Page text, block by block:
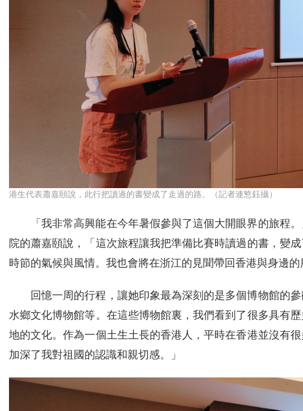
港生代表蕭嘉頤說，此行把讀過的書變成了走過的路。（記者連慜鈺攝）
「我非常高興能在今年暑假參與了這個大開眼界的旅程
院的蕭嘉頤說，「這次旅程讓我把準備比賽時讀過的書，變
時節的氣候與風情。我也會將在浙江的見聞帶回香港與身邊的
回憶一周的行程，讓她印象最為深刻的是多個博物館的
水鄉文化博物館等。在這些博物館裏，我們看到了很多具有
地的文化。作為一個土生土長的香港人，平時在香港並沒有
加深了我對祖國的認識和親切感。」